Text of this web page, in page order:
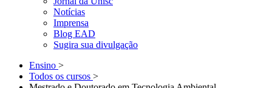
Notícias
Imprensa
Blog EAD
Sugira sua divulgação
Ensino >
Todos os cursos >